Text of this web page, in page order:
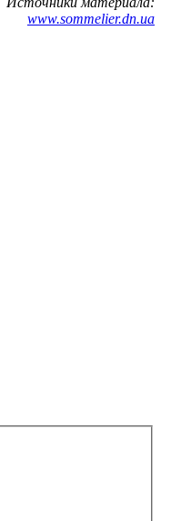
www.sommelier.dn.ua